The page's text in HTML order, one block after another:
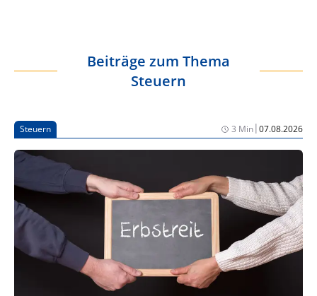
Beiträge zum Thema
Steuern
Steuern 3 Min|07.08.2026